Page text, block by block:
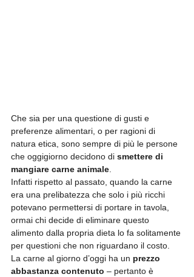
Che sia per una questione di gusti e
preferenze alimentari, o per ragioni di
natura etica, sono sempre di più le persone
che oggigiorno decidono di smettere di
mangiare carne animale.
Infatti rispetto al passato, quando la carne
era una prelibatezza che solo i più ricchi
potevano permettersi di portare in tavola,
ormai chi decide di eliminare questo
alimento dalla propria dieta lo fa solitamente
per questioni che non riguardano il costo.
La carne al giorno d’oggi ha un prezzo
abbastanza contenuto – pertanto è